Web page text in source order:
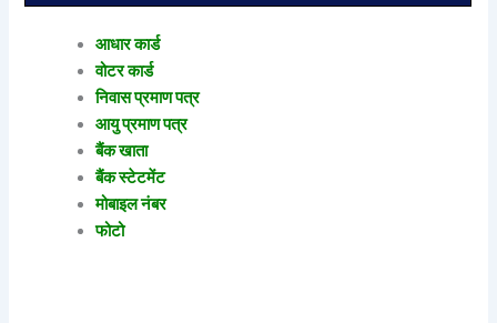
आधार कार्ड
वोटर कार्ड
निवास प्रमाण पत्र
आयु प्रमाण पत्र
बैंक खाता
बैंक स्टेटमेंट
मोबाइल नंबर
फोटो